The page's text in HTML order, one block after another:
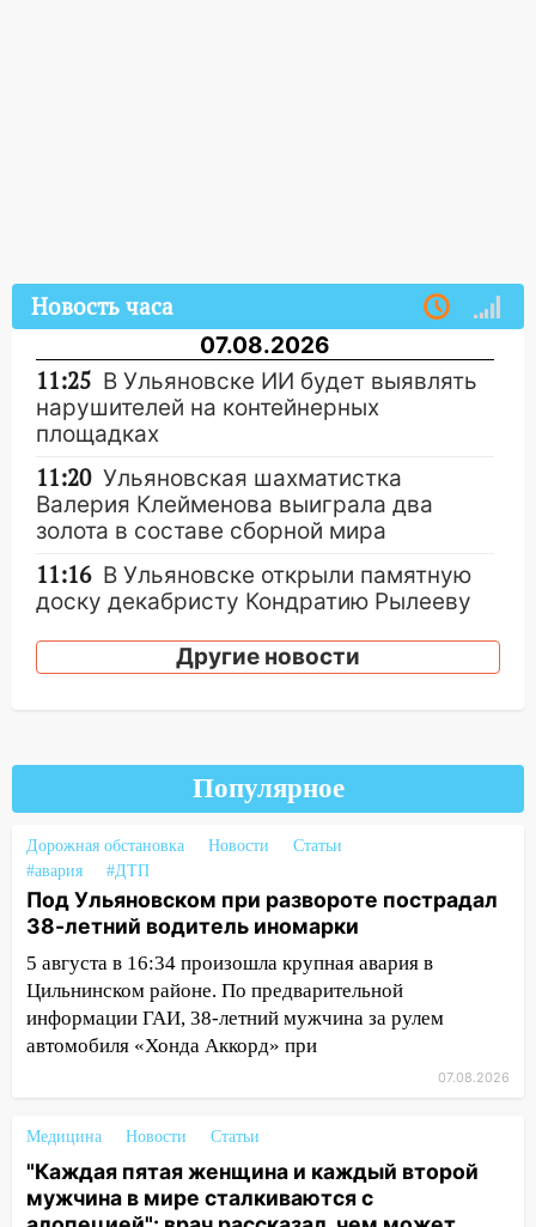
Новость часа
07.08.2026
11:25 В Ульяновске ИИ будет выявлять
нарушителей на контейнерных
площадках
11:20 Ульяновская шахматистка
Валерия Клейменова выиграла два
золота в составе сборной мира
11:16 В Ульяновске открыли памятную
доску декабристу Кондратию Рылееву
10:40 В Ульяновске спасатели ночью
нашли потерявшегося в заброшенных
временно отключили холодную воду
10:14 В Ульяновске двоих участников
коррупционной схемы при ЦГКБ
отправили в колонию на 7 и 8 лет
09:52 Ночью беспилотники сбили над
соседними Татарстаном и Саратовской
областью
09:41
Диана Шурыгина уверовала в
Бога в СИЗО
В Ульяновске директора фирмы
млн рублей
08:22 Подросток на питбайке сбил
велосипедистку: пострадали двое
Другие новости
Популярное
Дорожная обстановка Новости
Статьи
#авария
#ДТП
Под Ульяновском при развороте пострадал
38-летний водитель иномарки
5 августа в 16:34 произошла крупная авария в
Цильнинском районе. По предварительной
информации ГАИ, 38-летний мужчина за рулем
автомобиля «Хонда Аккорд» при
07.08.2026
Медицина Новости Статьи
"Каждая пятая женщина и каждый второй
мужчина в мире сталкиваются с